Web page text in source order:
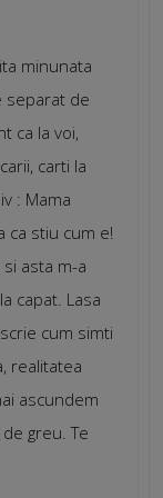
minunata
separat de
ca la voi,
carti la
: Mama
ca stiu cum e!
asta m-a
capat. Lasa
cum simti
realitatea
ascundem
greu. Te